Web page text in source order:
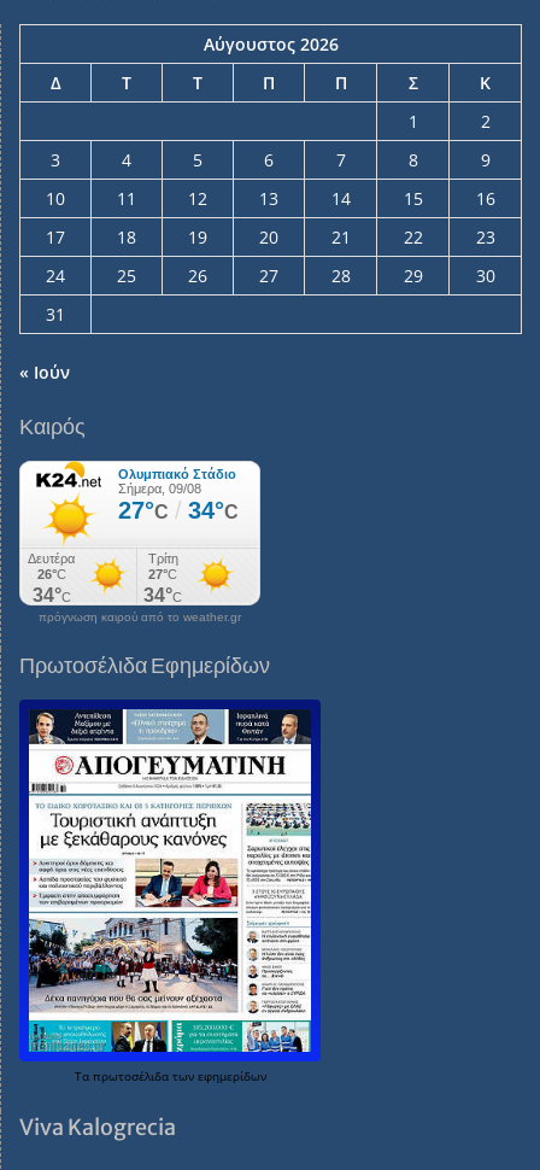
Αύγουστος 2026
Δ
Τ Τ Π Π Σ
Κ
1
2
3
4 5 6 7 8
9
10
11 12 13 14 15
16
17
18 19 20 21 22
23
24
25 26 27 28 29
30
31
« Ιούν
Καιρός
πρόγνωση καιρού από το weather.gr
Πρωτοσέλιδα Εφημερίδων
Τα πρωτοσέλιδα των εφημερίδων
Viva Kalogrecia